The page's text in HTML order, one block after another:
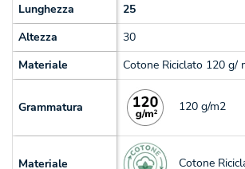
Lunghezza
25
Altezza
30
Materiale
Cotone Riciclato 120 g/
Grammatura 120 g/m2
Materiale Cotone